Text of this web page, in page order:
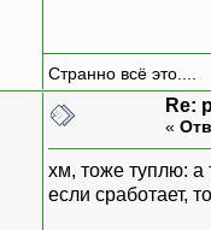
Странно всё это....
Re:
«
хм, тоже туплю: а
если сработает,